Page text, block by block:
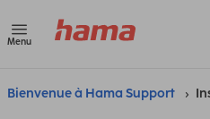
Menu
Bienvenue à Hama Support